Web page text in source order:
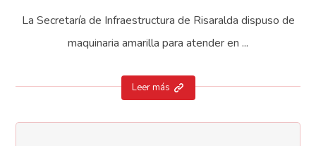
La Secretaría de Infraestructura de Risaralda dispuso de
maquinaria amarilla para atender en ...
Leer más